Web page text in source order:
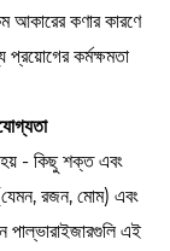
আকারের কণার কারণে
প্রয়োগের কর্মক্ষমতা
হয় - কিছু শক্ত এবং
রজন, মোম) এবং
পাল্ভারাইজারগুলি এই